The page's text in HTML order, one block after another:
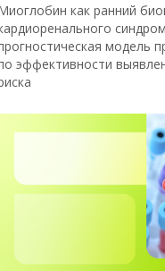
как ранний
модель
эффективности